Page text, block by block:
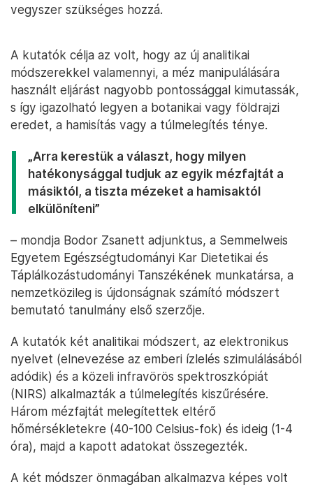
vegyszer szükséges hozzá.
A kutatók célja az volt, hogy az új analitikai
módszerekkel valamennyi, a méz manipulálására
használt eljárást nagyobb pontossággal kimutassák,
s így igazolható legyen a botanikai vagy földrajzi
eredet, a hamisítás vagy a túlmelegítés ténye.
„Arra kerestük a választ, hogy milyen
hatékonysággal tudjuk az egyik mézfajtát a
másiktól, a tiszta mézeket a hamisaktól
elkülöníteni”
– mondja Bodor Zsanett adjunktus, a Semmelweis
Egyetem Egészségtudományi Kar Dietetikai és
Táplálkozástudományi Tanszékének munkatársa, a
nemzetközileg is újdonságnak számító módszert
bemutató tanulmány első szerzője.
A kutatók két analitikai módszert, az elektronikus
nyelvet (elnevezése az emberi ízlelés szimulálásából
adódik) és a közeli infravörös spektroszkópiát
(NIRS) alkalmazták a túlmelegítés kiszűrésére.
Három mézfajtát melegítettek eltérő
hőmérsékletekre (40-100 Celsius-fok) és ideig (1-4
óra), majd a kapott adatokat összegezték.
A két módszer önmagában alkalmazva képes volt